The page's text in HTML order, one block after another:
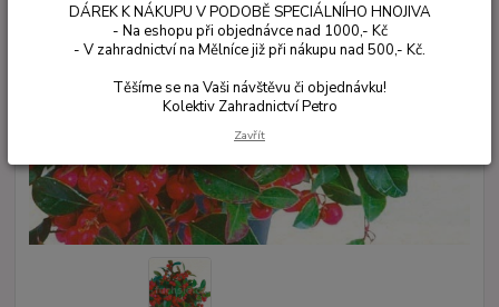
DÁREK K NÁKUPU V PODOBĚ SPECIÁLNÍHO HNOJIVA
- Na eshopu při objednávce nad 1000,- Kč
- V zahradnictví na Mělníce již při nákupu nad 500,- Kč.
Těšíme se na Vaši návštěvu či objednávku!
Kolektiv Zahradnictví Petro
Zavřít